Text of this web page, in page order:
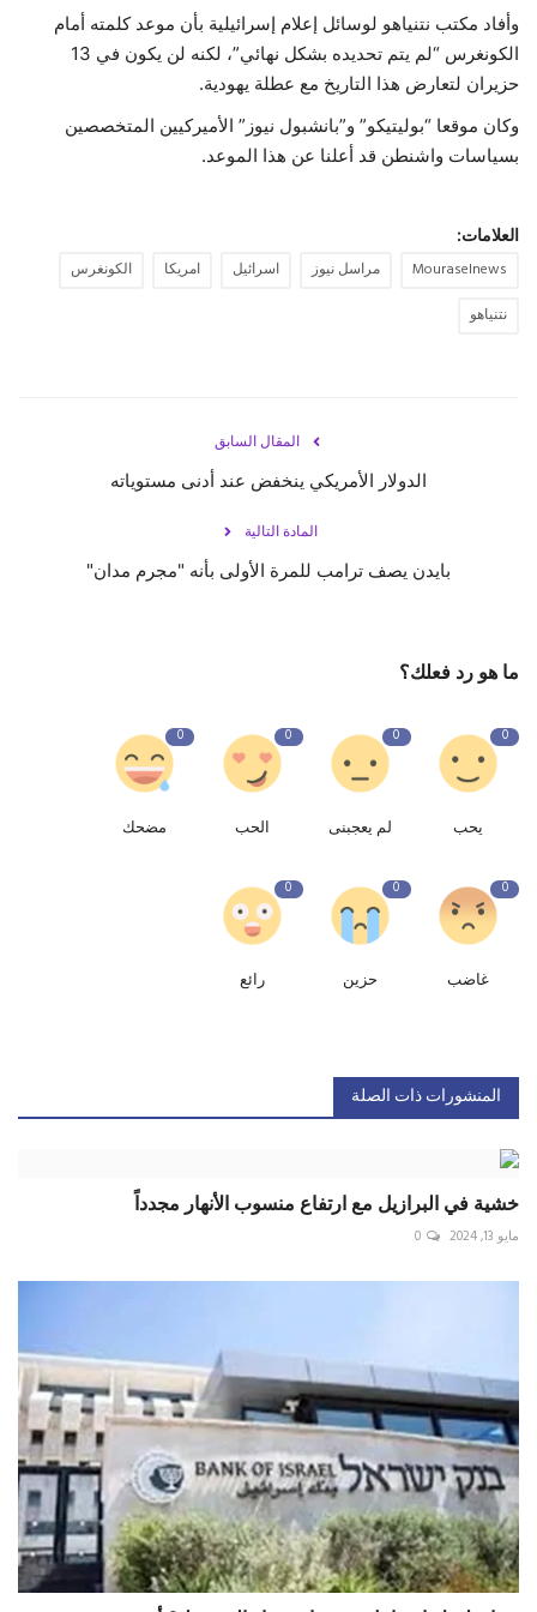
حياة
وأفاد مكتب نتنياهو لوسائل إعلام إسرائيلية بأن موعد كلمته أمام
الكونغرس “لم يتم تحديده بشكل نهائي”، لكنه لن يكون في 13
حزيران لتعارض هذا التاريخ مع عطلة يهودية.
وكان موقعا “بوليتيكو” و”بانشبول نيوز” الأميركيين المتخصصين
بسياسات واشنطن قد أعلنا عن هذا الموعد.
العلامات:
Mouraselnews مراسل نيوز اسرائيل امريكا
الكونغرس
نتنياهو
المقال السابق
الدولار الأمريكي ينخفض عند أدنى مستوياته
المادة التالية
بايدن يصف ترامب للمرة الأولى بأنه "مجرم مدان"
ما هو رد فعلك؟
0
يحب
0
لم يعجبنى
0
الحب
0
مضحك
0
غاضب
0
حزين
0
رائع
المنشورات ذات الصلة
خشية في البرازيل مع ارتفاع منسوب الأنهار مجدداً
مايو 13, 2024 0